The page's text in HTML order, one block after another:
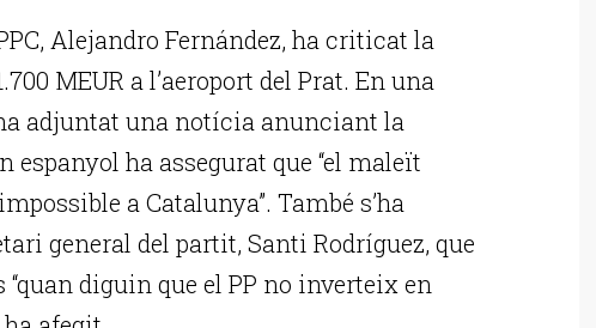
Alejandro Fernández, ha criticat la
MEUR a l’aeroport del Prat. En una
adjuntat una notícia anunciant la
espanyol ha assegurat que “el maleït
a Catalunya”. També s’ha
general del partit, Santi Rodríguez, que
diguin que el PP no inverteix en